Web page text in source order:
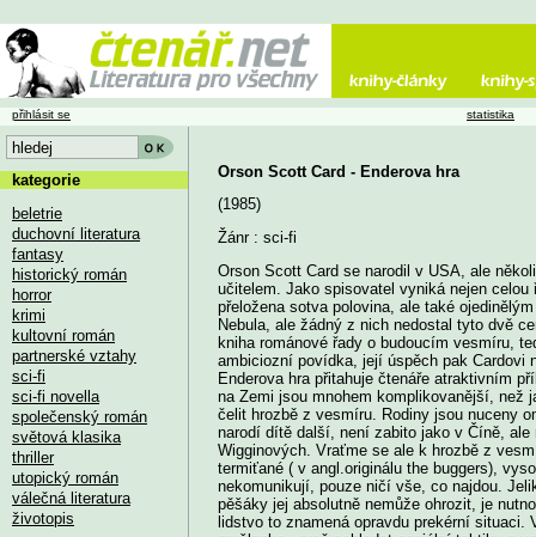
Orson Scott Card - Enderova hra
(1985)
Žánr : sci-fi
Orson Scott Card se narodil v USA, ale
učitelem. Jako spisovatel vyniká nejen
přeložena sotva polovina, ale také
Nebula, ale žádný z nich nedostal tyto dvě
kniha románové řady o budoucím vesmíru,
ambiciozní povídka, její úspěch pak Cardovi
Enderova hra přitahuje čtenáře atraktivním
na Zemi jsou mnohem komplikovanější, než
čelit hrozbě z vesmíru. Rodiny jsou nuceny
narodí dítě další, není zabito jako v Číně,
Wigginových. Vraťme se ale k hrozbě z
termiťané ( v angl.originálu the buggers),
nekomunikují, pouze ničí vše, co najdou.
pěšáky jej absolutně nemůže ohrozit, je
lidstvo to znamená opravdu prekérní
přihlásit se statistika
kategorie
beletrie
duchovní literatura
fantasy
historický román
horror
krimi
kultovní román
partnerské vztahy
sci-fi
sci-fi novella
společenský román
světová klasika
thriller
utopický román
válečná literatura
životopis